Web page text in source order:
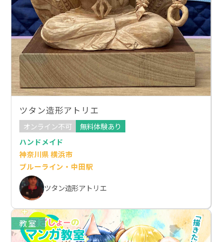
ツタン造形アトリエ
オンライン不可
無料体験あり
ハンドメイド
神奈川県 横浜市
ブルーライン・中田駅
ツタン造形アトリエ
教室